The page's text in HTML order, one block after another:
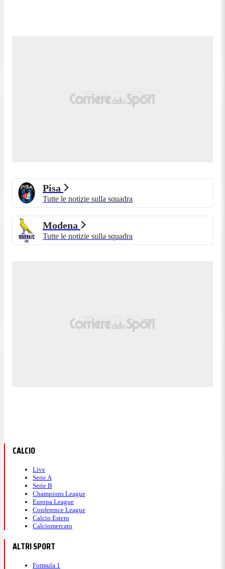
Pisa
Tutte le notizie sulla squadra
Modena
Tutte le notizie sulla squadra
CALCIO
Live
Serie A
Serie B
Champions League
Europa League
Conference League
Calcio Estero
Calciomercato
ALTRI SPORT
Formula 1